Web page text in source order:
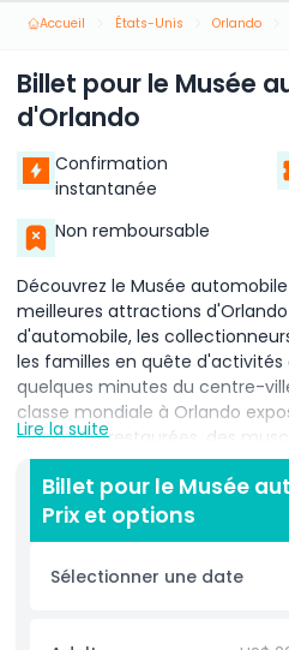
Accueil États-Unis Orlando
Billet pour le Musée
d'Orlando
Confirmation
instantanée
Non remboursable
Découvrez le Musée
meilleures attractions
d'automobile, les
les familles en quête d'activités
quelques minutes du centre-
classe mondiale à Orlando
classiques restaurées, des
anciennes, allant des icônes
merveilles contemporaines.
thématiques remplies de
1950, de muscle cars des
européennes élégantes et de
qui célèbrent l'évolution de
propose une expérience
Lire la suite
Billet pour le Musée
Prix et options
Sélectionner une date